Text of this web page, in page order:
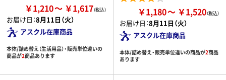
￥1,210 ￥1,617
お届け日：8月11日（火）
アスクル在庫商品
本体/詰め替え（生活用品）・販売単位違いの
商品が2商品あります
￥1,180 ￥1,520
お届け日：8月11日（火）
アスクル在庫商品
本体/詰め替え・販売単位違いの商品が2商品
あります